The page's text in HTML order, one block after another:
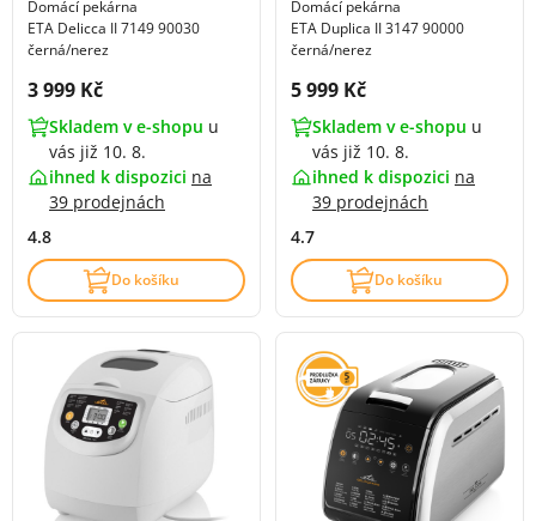
Domácí pekárna
ETA Delicca II 7149 90030
černá/nerez
Cena s DPH:
3 999 Kč
Skladem v e-shopu u
vás již 10. 8.
ihned k dispozici na
39 prodejnách
4.8
Do košíku
Domácí pekárna
ETA Duplica II 3147 90000
černá/nerez
Cena s DPH:
5 999 Kč
Skladem v e-shopu u
vás již 10. 8.
ihned k dispozici na
39 prodejnách
4.7
Do košíku